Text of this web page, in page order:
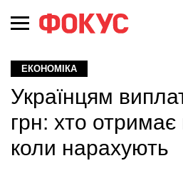
ЕКОНОМІКА
Українцям
грн: хто отримає
коли нарахують